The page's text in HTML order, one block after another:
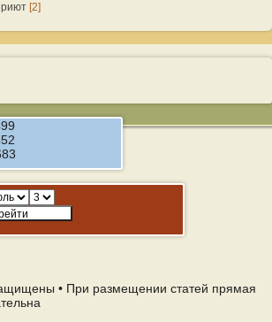
[2]
• При размещении статей прямая